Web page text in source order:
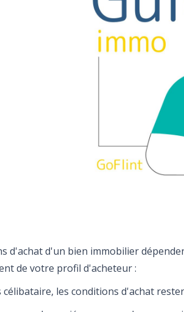
d'achat d'un bien immobilier
de votre profil d'acheteur :
célibataire, les conditions d'achat